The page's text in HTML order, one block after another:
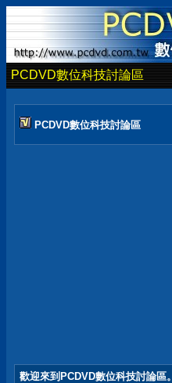
PCDVD數位科技討論區
PCDVD數位科技討論區
歡迎來到PCDVD數位科技討論區。